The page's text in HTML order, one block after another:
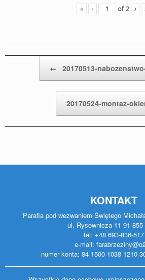
« ‹ of 2 ›
← 20170513-
20170524-montaz-
KONTAKT
Parafia pod wezwaniem Świętego
ul. Rysownicza 11 91-855
tel: +48 693-836-517
e-mail:
numer konta: 84 1500 1038 1210